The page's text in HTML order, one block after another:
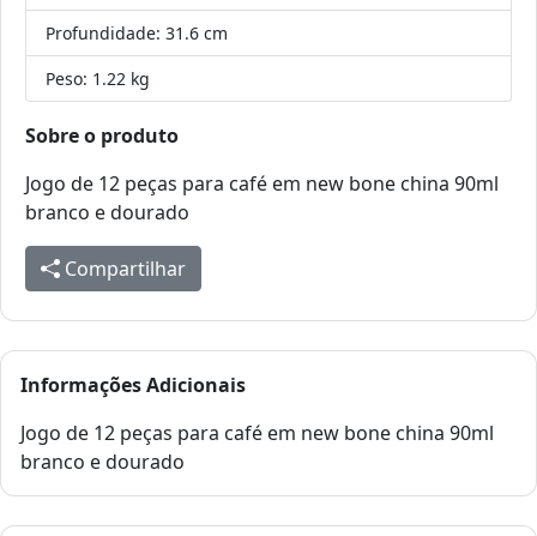
Profundidade: 31.6 cm
Peso: 1.22 kg
Sobre o produto
Jogo de 12 peças para café em new bone china 90ml
branco e dourado
Compartilhar
Informações Adicionais
Jogo de 12 peças para café em new bone china 90ml
branco e dourado